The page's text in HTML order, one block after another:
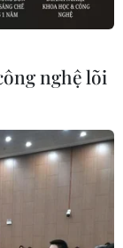
nghệ lõi